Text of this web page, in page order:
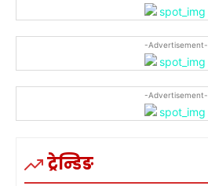
-Advertisement-
-Advertisement-
ट्रेन्डिङ